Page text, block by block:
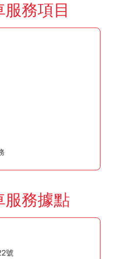
務項目
服務據點
號